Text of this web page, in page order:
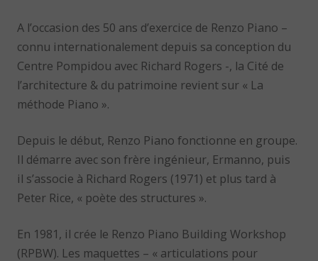
A l’occasion des 50 ans d’exercice de Renzo Piano –
connu internationalement depuis sa conception du
Centre Pompidou avec Richard Rogers -, la Cité de
l’architecture & du patrimoine revient sur « La
méthode Piano ».
Depuis le début, Renzo Piano fonctionne en groupe.
Il démarre avec son frère ingénieur, Ermanno, puis
il s’associe à Richard Rogers (1971) et plus tard à
Peter Rice, « poète des structures ».
En 1981, il crée le Renzo Piano Building Workshop
(RPBW). Les maquettes – « articulations pour